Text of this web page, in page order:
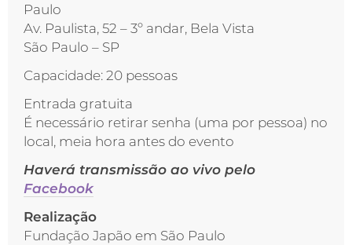
Paulo
Av. Paulista, 52 – 3º andar, Bela Vista
São Paulo – SP
Capacidade: 20 pessoas
Entrada gratuita
É necessário retirar senha (uma por pessoa) no
local, meia hora antes do evento
Haverá transmissão ao vivo pelo
Facebook
Realização
Fundação Japão em São Paulo